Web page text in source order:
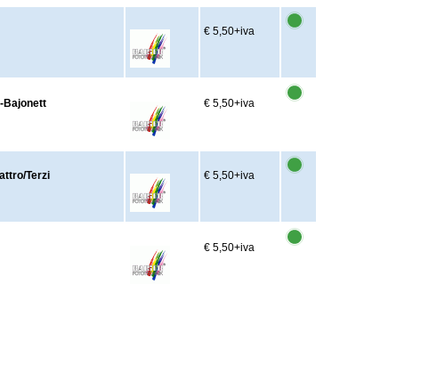
€ 5,50+iva
Bajonett € 5,50+iva
Terzi € 5,50+iva
€ 5,50+iva